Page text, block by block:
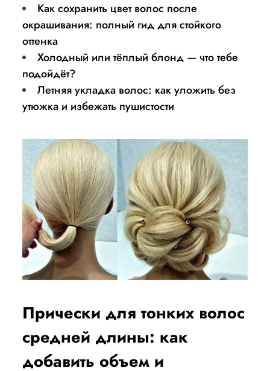
Как сохранить цвет волос после
окрашивания: полный гид для стойкого
оттенка
Холодный или тёплый блонд — что тебе
подойдёт?
Летняя укладка волос: как уложить без
утюжка и избежать пушистости
Прически для тонких волос
средней длины: как
добавить объем и